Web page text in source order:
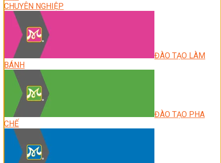
CHUYÊN NGHIỆP
ĐÀO TẠO LÀM
BÁNH
ĐÀO TẠO PHA
CHẾ